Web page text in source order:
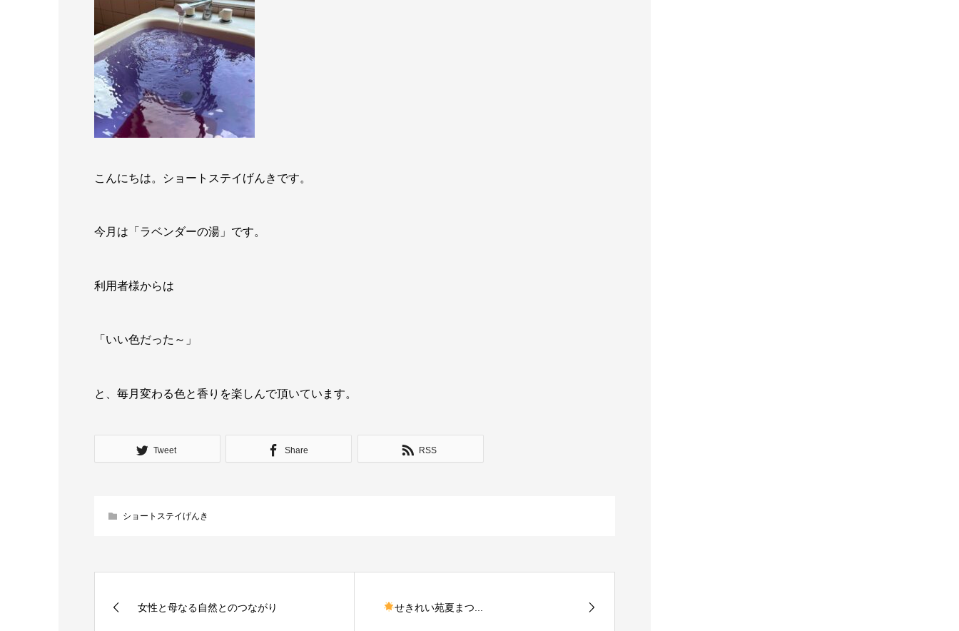
こんにちは。ショートステイげんきです。
今月は「ラベンダーの湯」です。
利用者様からは
「いい色だった～」
と、毎月変わる色と香りを楽しんで頂いています。
Tweet Share RSS
ショートステイげんき
女性と母なる自然とのつながり せきれい苑夏まつ...